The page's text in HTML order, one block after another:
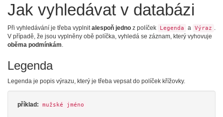
Jak vyhledávat v databázi
Při vyhledávání je třeba vyplnitalespoň jedno z políček Legenda a Výraz .
V případě, že jsou vyplněny obě políčka, vyhledá se záznam, který vyhovuje
oběma podmínkám.
Legenda
Legenda je popis výrazu, který je třeba vepsat do políček křížovky.
příklad: mužské jméno